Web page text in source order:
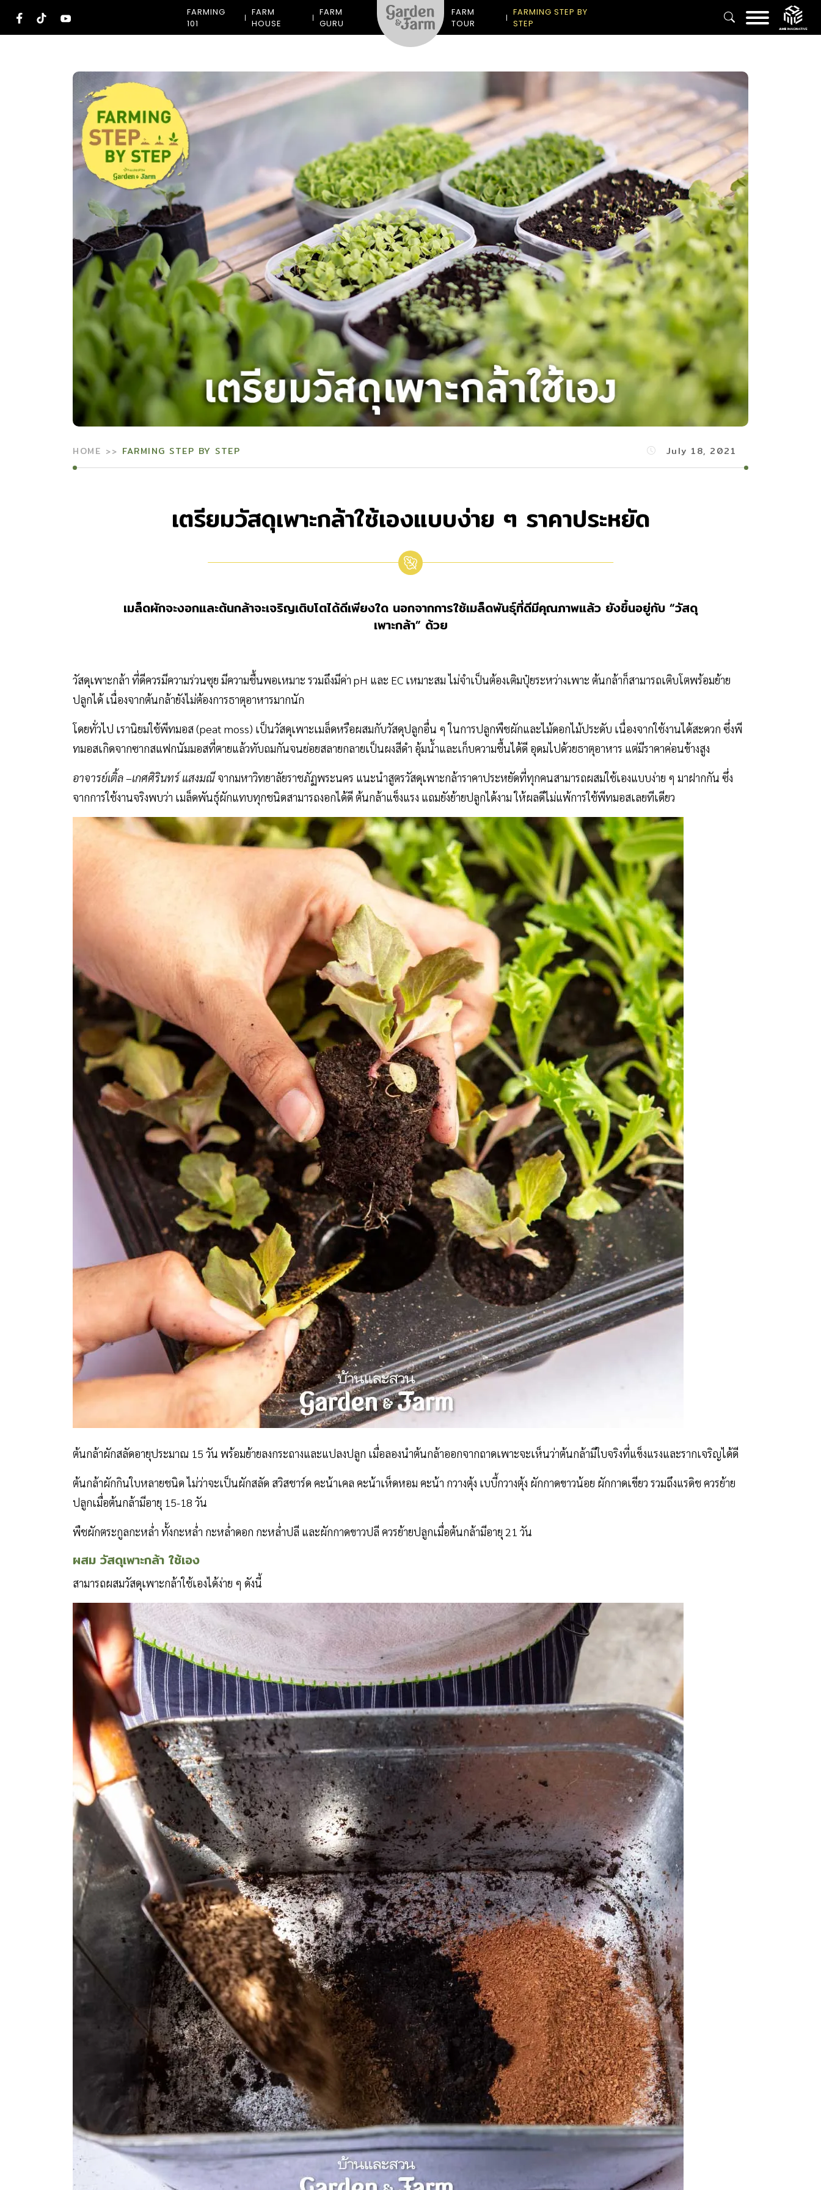
content
FARMING
101
FARM
HOUSE
FARM
GURU
FARM
TOUR
FARMING STEP BY
STEP
HOME FARMING STEP BY STEP July 18, 2021
เตรียมวัสดุเพาะกล้าใช้เองแบบง่าย ๆ ราคาประหยัด
เมล็ดผักจะงอกและต้นกล้าจะเจริญเติบโตได้ดีเพียงใด นอกจากการใช้เมล็ดพันธุ์ที่ดีมีคุณภาพแล้ว ยังขึ้นอยู่กับ “วัสดุ
เพาะกล้า” ด้วย
วัสดุเพาะกล้า ที่ดีควรมีความร่วนซุย มีความชื้นพอเหมาะ รวมถึงมีค่า pH และ EC เหมาะสม ไม่จำเป็นต้องเติมปุ๋ยระหว่างเพาะ ต้นกล้าก็สามารถเติบโตพร้อมย้าย
ปลูกได้ เนื่องจากต้นกล้ายังไม่ต้องการธาตุอาหารมากนัก
โดยทั่วไป เรานิยมใช้พีทมอส (peat moss) เป็นวัสดุเพาะเมล็ดหรือผสมกับวัสดุปลูกอื่น ๆ ในการปลูกพืชผักและไม้ดอกไม้ประดับ เนื่องจากใช้งานได้สะดวก ซึ่งพี
ทมอสเกิดจากซากสแฟกนัมมอสที่ตายแล้วทับถมกันจนย่อยสลายกลายเป็นผงสีดำ อุ้มน้ำและเก็บความชื้นได้ดี อุดมไปด้วยธาตุอาหาร แต่มีราคาค่อนข้างสูง
อาจารย์เติ้ล –เกศศิรินทร์ แสงมณีจากมหาวิทยาลัยราชภัฏพระนคร แนะนำสูตรวัสดุเพาะกล้าราคาประหยัดที่ทุกคนสามารถผสมใช้เองแบบง่าย ๆ มาฝากกัน ซึ่ง
จากการใช้งานจริงพบว่า เมล็ดพันธุ์ผักแทบทุกชนิดสามารถงอกได้ดี ต้นกล้าแข็งแรง แถมยังย้ายปลูกได้งาม ให้ผลดีไม่แพ้การใช้พีทมอสเลยทีเดียว
ต้นกล้าผักสลัดอายุประมาณ 15 วัน พร้อมย้ายลงกระถางและแปลงปลูก เมื่อลองนำต้นกล้าออกจากถาดเพาะจะเห็นว่าต้นกล้ามีใบจริงที่แข็งแรงและรากเจริญได้ดี
ต้นกล้าผักกินใบหลายชนิด ไม่ว่าจะเป็นผักสลัด สวิสชาร์ด คะน้าเคล คะน้าเห็ดหอม คะน้า กวางตุ้ง เบบี้กวางตุ้ง ผักกาดขาวน้อย ผักกาดเขียว รวมถึงแรดิช ควรย้าย
ปลูกเมื่อต้นกล้ามีอายุ 15-18 วัน
พืชผักตระกูลกะหล่ำ ทั้งกะหล่ำ กะหล่ำดอก กะหล่ำปลี และผักกาดขาวปลี ควรย้ายปลูกเมื่อต้นกล้ามีอายุ 21 วัน
ผสม วัสดุเพาะกล้า ใช้เอง
สามารถผสมวัสดุเพาะกล้าใช้เองได้ง่าย ๆ ดังนี้